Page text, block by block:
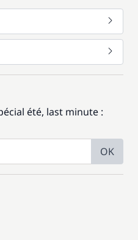
été, last minute :
OK